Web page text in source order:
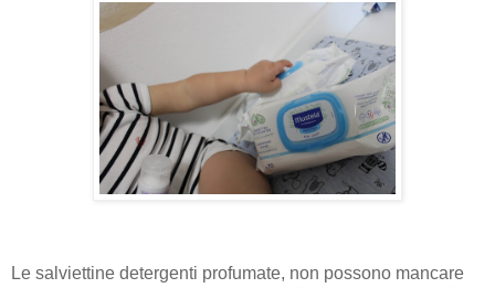
Le salviettine detergenti profumate, non possono mancare